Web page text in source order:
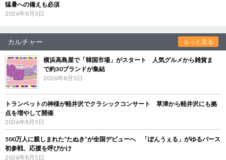
猛暑への備えも必須
2026年8月3日
カルチャー もっと見る
横浜高島屋で「韓国市場」がスタート 人気グルメから雑貨ま
で約30ブランドが集結
2026年8月5日
トランペットの神様が軽井沢でクラシックコンサート 草津から軽井沢にも拠
点を増やして開催
2026年8月5日
500万人に親しまれた“たぬき”が全国デビューへ 「ぽんうぇる」がゆるバース
初参戦、応援を呼びかけ
2026年8月5日